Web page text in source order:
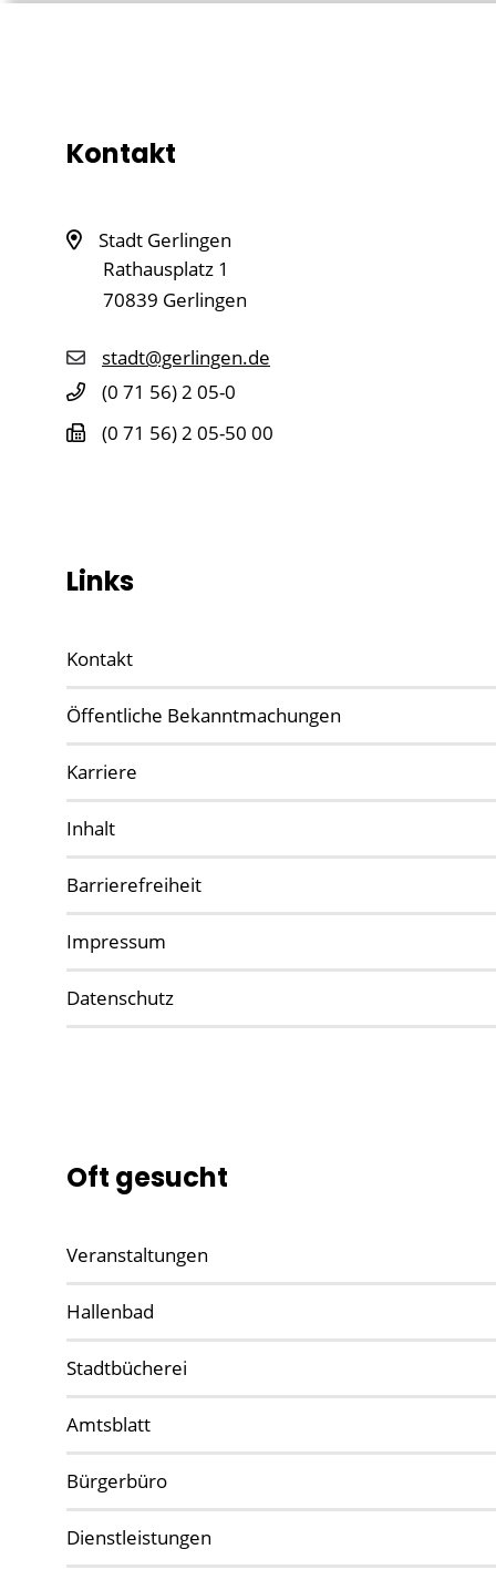
Kontakt
Stadt Gerlingen
Rathausplatz 1
70839 Gerlingen
stadt@gerlingen.de
(0 71 56) 2 05-0
(0 71 56) 2 05-50 00
Links
Kontakt
Öffentliche Bekanntmachungen
Karriere
Inhalt
Barrierefreiheit
Impressum
Datenschutz
Oft gesucht
Veranstaltungen
Hallenbad
Stadtbücherei
Amtsblatt
Bürgerbüro
Dienstleistungen